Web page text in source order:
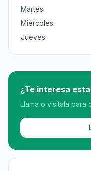
Martes
Miércoles
Jueves
¿Te interesa
Llama o visítala